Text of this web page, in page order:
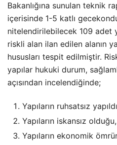
Bakanlığına sunulan teknik
içerisinde 1-5 katlı
nitelendirilebilecek 109 adet
riskli alan ilan edilen alanın
hususları tespit edilmiştir.
yapılar hukuki durum,
açısından incelendiğinde;
Yapıların ruhsatsız
Yapıların iskansız olduğu,
Yapıların ekonomik